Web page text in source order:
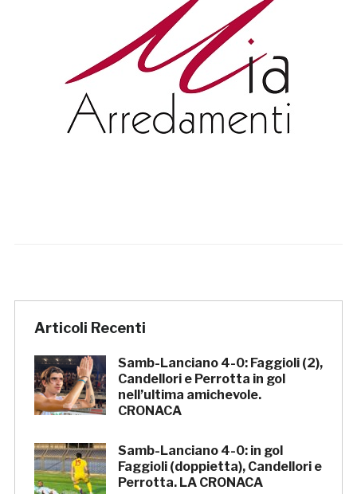
Articoli Recenti
Samb-Lanciano 4-0: Faggioli (2),
Candellori e Perrotta in gol
nell’ultima amichevole.
CRONACA
Samb-Lanciano 4-0: in gol
Faggioli (doppietta), Candellori e
Perrotta. LA CRONACA